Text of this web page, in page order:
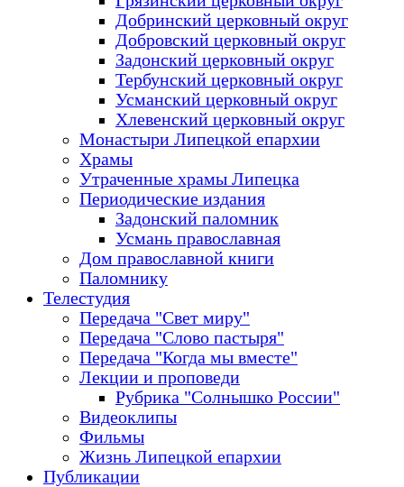
Добринский церковный округ
Добровский церковный округ
Задонский церковный округ
Тербунский церковный округ
Усманский церковный округ
Хлевенский церковный округ
Монастыри Липецкой епархии
Храмы
Утраченные храмы Липецка
Периодические издания
Задонский паломник
Усмань православная
Дом православной книги
Паломнику
Телестудия
Передача "Свет миру"
Передача "Слово пастыря"
Передача "Когда мы вместе"
Лекции и проповеди
Рубрика "Солнышко России"
Видеоклипы
Фильмы
Жизнь Липецкой епархии
Публикации